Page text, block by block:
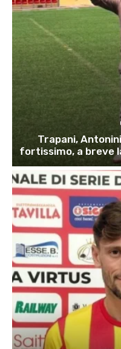
Trapani,
fortissimo, a breve